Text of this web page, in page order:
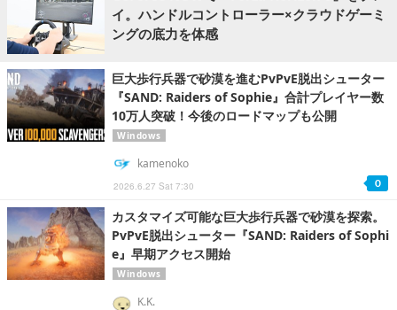
イ。ハンドルコントローラー×クラウドゲーミ
ングの底力を体感
巨大歩行兵器で砂漠を進むPvPvE脱出シューター
『SAND: Raiders of Sophie』合計プレイヤー数
10万人突破！今後のロードマップも公開
Windows
2026.6.27 Sat 7:30
kamenoko
0
カスタマイズ可能な巨大歩行兵器で砂漠を探索。
PvPvE脱出シューター『SAND: Raiders of Sophi
e』早期アクセス開始
Windows
K.K.